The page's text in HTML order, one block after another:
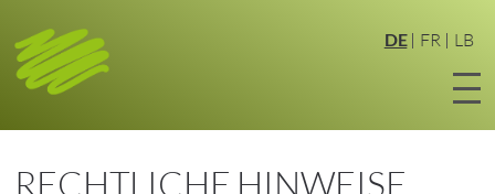
DE FR LB
RECHTLICHE HINWEISE